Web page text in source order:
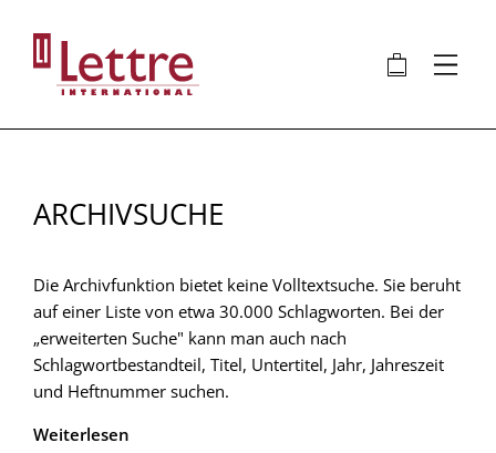
Inhalt
🛍 ⋮
ARCHIVSUCHE
Die Archivfunktion bietet keine Volltextsuche. Sie beruht
auf einer Liste von etwa 30.000 Schlagworten. Bei der
„erweiterten Suche" kann man auch nach
Schlagwortbestandteil, Titel, Untertitel, Jahr, Jahreszeit
und Heftnummer suchen.
Weiterlesen